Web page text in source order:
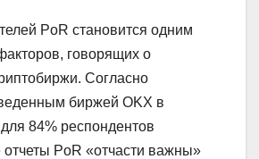
PoR становится одним
говорящих о
Согласно
биржей OKX в
84% респондентов
PoR «отчасти важны»